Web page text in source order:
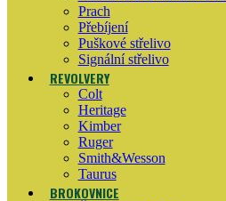
Prach
Přebíjení
Puškové střelivo
Signální střelivo
REVOLVERY
Colt
Heritage
Kimber
Ruger
Smith&Wesson
Taurus
BROKOVNICE